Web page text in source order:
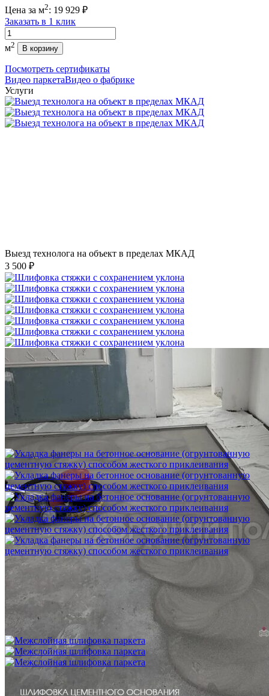
Цена за м2: 19 929 ₽
Заказать в 1 клик
Количество
м2 В корзину
Посмотреть сертификаты
Видео паркетаВидео о фабрике
Услуги
Выезд технолога на объект в пределах МКАД
3 500 ₽
Шлифовка стяжки с сохранением уклона
1 500 ₽
Укладка фанеры на бетонное основание (огрунтованную
цементную стяжку) способом жесткого приклеивания
750 ₽